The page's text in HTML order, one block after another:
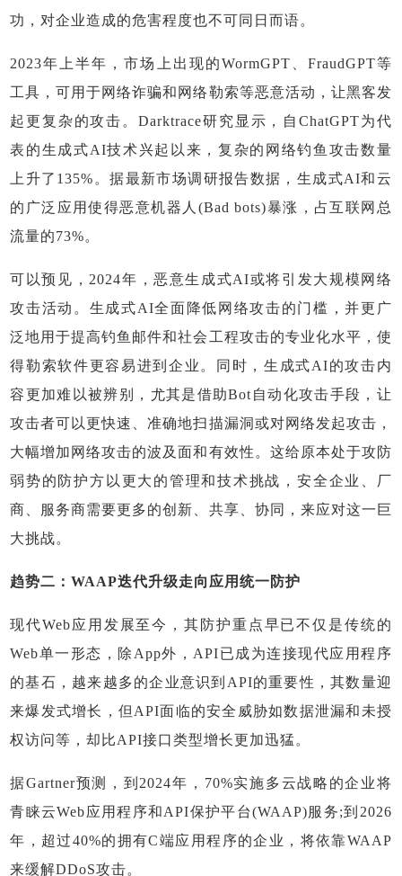
功，对企业造成的危害程度也不可同日而语。
2023年上半年，市场上出现的WormGPT、FraudGPT等
工具，可用于网络诈骗和网络勒索等恶意活动，让黑客发
起更复杂的攻击。Darktrace研究显示，自ChatGPT为代
表的生成式AI技术兴起以来，复杂的网络钓鱼攻击数量
上升了135%。据最新市场调研报告数据，生成式AI和云
的广泛应用使得恶意机器人(Bad bots)暴涨，占互联网总
流量的73%。
可以预见，2024年，恶意生成式AI或将引发大规模网络
攻击活动。生成式AI全面降低网络攻击的门槛，并更广
泛地用于提高钓鱼邮件和社会工程攻击的专业化水平，使
得勒索软件更容易进到企业。同时，生成式AI的攻击内
容更加难以被辨别，尤其是借助Bot自动化攻击手段，让
攻击者可以更快速、准确地扫描漏洞或对网络发起攻击，
大幅增加网络攻击的波及面和有效性。这给原本处于攻防
弱势的防护方以更大的管理和技术挑战，安全企业、厂
商、服务商需要更多的创新、共享、协同，来应对这一巨
大挑战。
趋势二：WAAP迭代升级走向应用统一防护
现代Web应用发展至今，其防护重点早已不仅是传统的
Web单一形态，除App外，API已成为连接现代应用程序
的基石，越来越多的企业意识到API的重要性，其数量迎
来爆发式增长，但API面临的安全威胁如数据泄漏和未授
权访问等，却比API接口类型增长更加迅猛。
据Gartner预测，到2024年，70%实施多云战略的企业将
青睐云Web应用程序和API保护平台(WAAP)服务;到2026
年，超过40%的拥有C端应用程序的企业，将依靠WAAP
来缓解DDoS攻击。